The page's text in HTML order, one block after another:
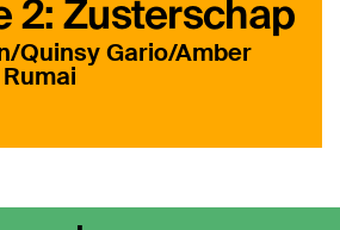
2: Zusterschap
Quinsy Gario/Amber